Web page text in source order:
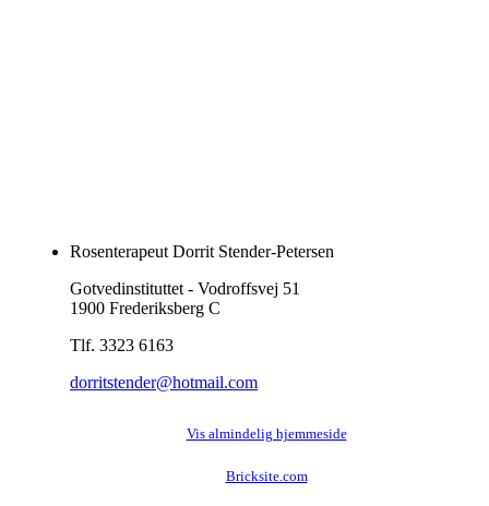
Rosenterapeut Dorrit Stender-Petersen
Gotvedinstituttet - Vodroffsvej 51
1900 Frederiksberg C
Tlf. 3323 6163
dorritstender@hotmail.com
Vis almindelig hjemmeside
Bricksite.com